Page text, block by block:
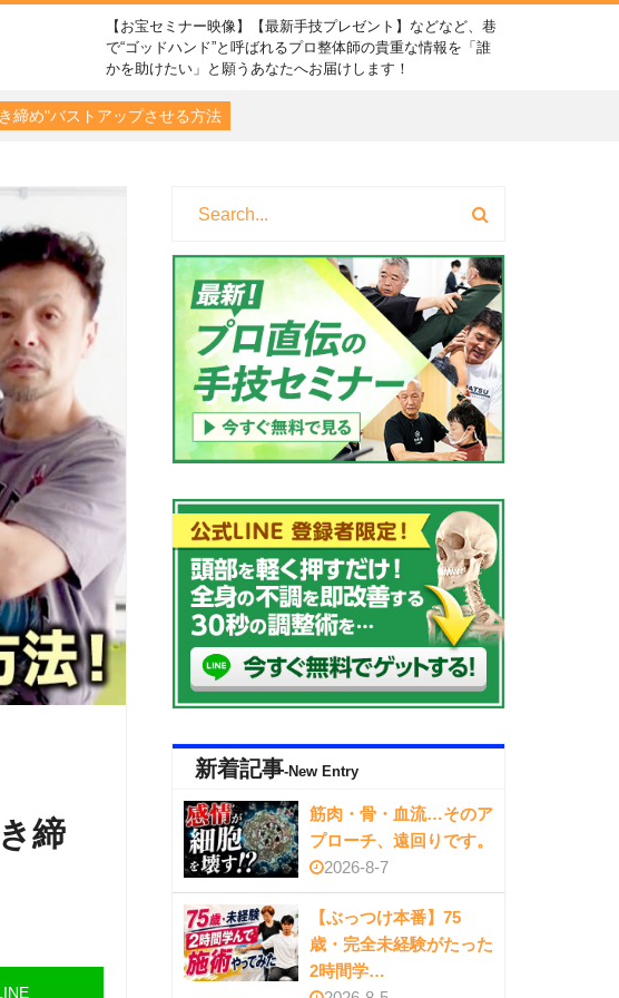
【お宝セミナー映像】【最新手技プレゼント】などなど、巷
で“ゴッドハンド”と呼ばれるプロ整体師の貴重な情報を「誰
かを助けたい」と願うあなたへお届けします！
締め"バストアップさせる方法
締
新着記事-New Entry
筋肉・骨・血流…そのア
プローチ、遠回りです。
2026-8-7
【ぶっつけ本番】75
歳・完全未経験がたった
2時間学…